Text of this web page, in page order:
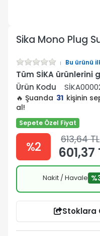
Sika Mono Plug
Bu ürünü
Tüm SİKA ürünlerini
Ürün Kodu
🔥 Şuanda 31 kişinin
al!
Sepete Özel Fiyat
%2 613,64 TL
601,37
Nakit / Havale
Stoklara